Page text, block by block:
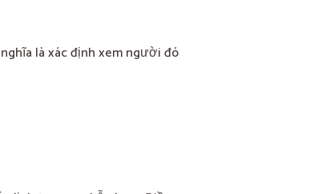
là xác định xem người đó